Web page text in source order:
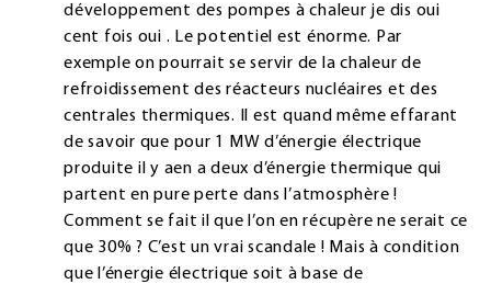
développement des pompes à chaleur je dis oui
cent fois oui . Le potentiel est énorme. Par
exemple on pourrait se servir de la chaleur de
refroidissement des réacteurs nucléaires et des
centrales thermiques. Il est quand même effarant
de savoir que pour 1 MW d’énergie électrique
produite il y aen a deux d’énergie thermique qui
partent en pure perte dans l’atmosphère !
Comment se fait il que l’on en récupère ne serait ce
que 30% ? C’est un vrai scandale ! Mais à condition
que l’énergie électrique soit à base de